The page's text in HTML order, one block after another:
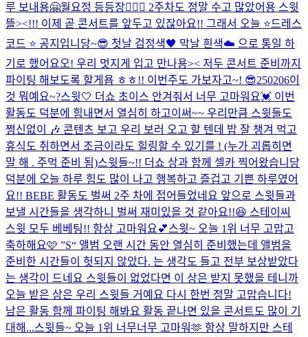
루 보내용🤗월요정 등등장🧚🏻‍♀️ 2주차도 정말 수고 많았어용 스윗
뜰><!!! 이제 곧 콘서트를 앞두고 있잖아요!! 그래서 오늘 ⭐️드레스
코드 ⭐️ 공지입니당~😎 첫날 검정색🖤 막날 흰색☁️ 으로 통일 하
기로 했어요오! 우리 멋지게 입고 만나용>< 저두 콘서트 준비까지
파이팅 해보도록 할게욥 ㅎㅎ!! 이번주도 가보자고~! 😎250206이
것 뭐예요~?스윗🤍 더쇼 초이스 안겨줘서 너무 고마워요💓 이번
활동도 덕분에 힘내면서 열심히 하고이써~~ 우리만큼 스윗들도
쩡신없이 🎶 콘텐츠 보고 우리 보러 오고 할 텐데 밥 잘 챙겨 먹고
휴식도 취하면서 조금이라도 힐링할 수 있기를 ! (누가 괴롭히면
말 해 . 주먹 준비 됨)스윗들~!! 더쇼 상과 함께 셀카 찍어왔습니당
덕분에 오늘 하루 힘도 많이 나고 행복하고 즐겁고 기쁜 하루였어
요!! BEBE 활동도 벌써 2주 차에 접어들었네요 앞으로 스윗들과
보낼 시간들을 생각하니 벌써 재미있을 것 같아요!!😆 스테이씨
스윗 모두 베베팅!! 항상 고마워요💕스윗~ 오늘 1위 너무 고맙고
축하해요🩷 ”S“ 앨범 오랜 시간 동안 열심히 준비했는데 앨범을
준비한 시간들이 헛되지 않았다. 는 생각도 들고 전부 보상받았다
는 생각이 드네요 스윗들이 없었다면 이 상은 받지 못했을 테니까
오늘 받은 상은 우리 스윗들 거예요 다시 한번 정말 고맙습니다!
남은 활동 함께 파이팅 해봐요 활동 끝나면 있을 콘서트도 많이 기
대해...스윗들~ 오늘 1위 너무너무 고마워🫶 항상 말하지만 스테